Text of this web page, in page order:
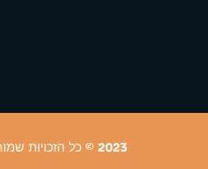
2023 © כל הזכויות שמורות ל Buy24